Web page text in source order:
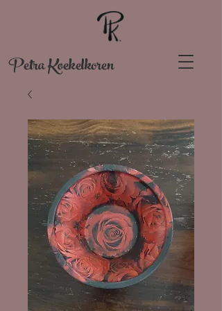
Petra Koekelkoren